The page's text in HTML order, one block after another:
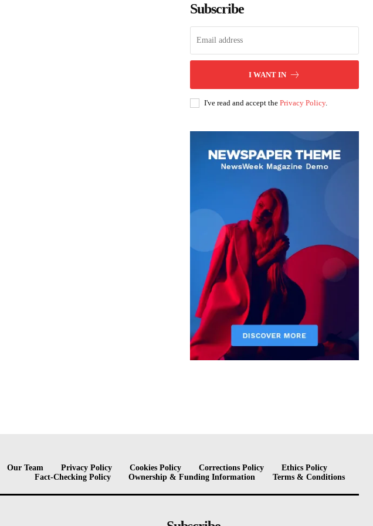
Subscribe
I WANT IN
I've read and accept the Privacy Policy.
Our Team Privacy Policy Cookies Policy Corrections Policy
Ethics Policy
Fact-Checking Policy
Ownership & Funding Information Terms & Conditions